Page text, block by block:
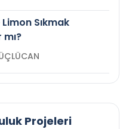
Sıkmak
mı?
GÜÇLÜCAN
Projeleri